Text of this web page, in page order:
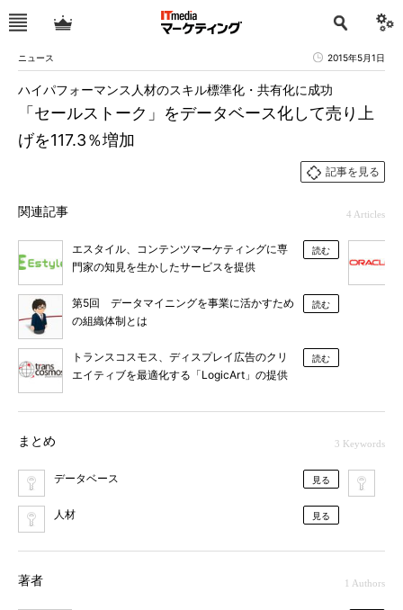
ニュース 2015年5月1日
「セールストーク」をデータベース化して売り上
げを117.3％増加
ハイパフォーマンス人材のスキル標準化・共有化に成功
記事を見る
関連記事 4 Articles
エスタイル、コンテンツマーケティングに専
門家の知見を生かしたサービスを提供
読む
第5回 データマイニングを事業に活かすため
の組織体制とは
読む
トランスコスモス、ディスプレイ広告のクリ
エイティブを最適化する「LogicArt」の提供
読む
まとめ 3 Keywords
データベース 見る
人材 見る
著者 1 Authors